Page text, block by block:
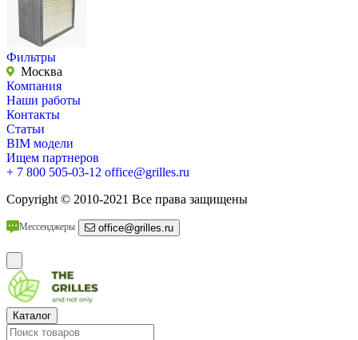
Фильтры
Москва
Компания
Наши работы
Контакты
Статьи
BIM модели
Ищем партнеров
+ 7 800 505-03-12 office@grilles.ru
Copyright © 2010-2021 Все права защищены
Мессенджеры office@grilles.ru
Каталог